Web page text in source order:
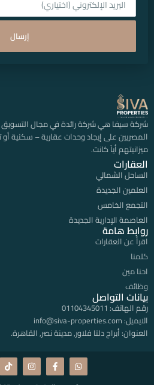
إرسال
شركة سيفا هي شركة رائدة في مجال
المصريين على إيجاد وحدات عقارية – سكنية
ميزانيتهم أياً كانت.
العقارات
الساحل الشمالي
العلمين الجديدة
التجمع الخامس
العاصمة الإدارية الجديدة
روابط هامة
اقرأ عن العقارات
كلمنا
احنا مين
وظائف
بيانات التواصل
رقم الهاتف: 01104345011
الايميل: info@siva-properties.com
العنوان: أبراج دلتا فلاور, مدينة نصر, القاهرة.
W
h
a
F
a
c
I
n
s
T
i
k